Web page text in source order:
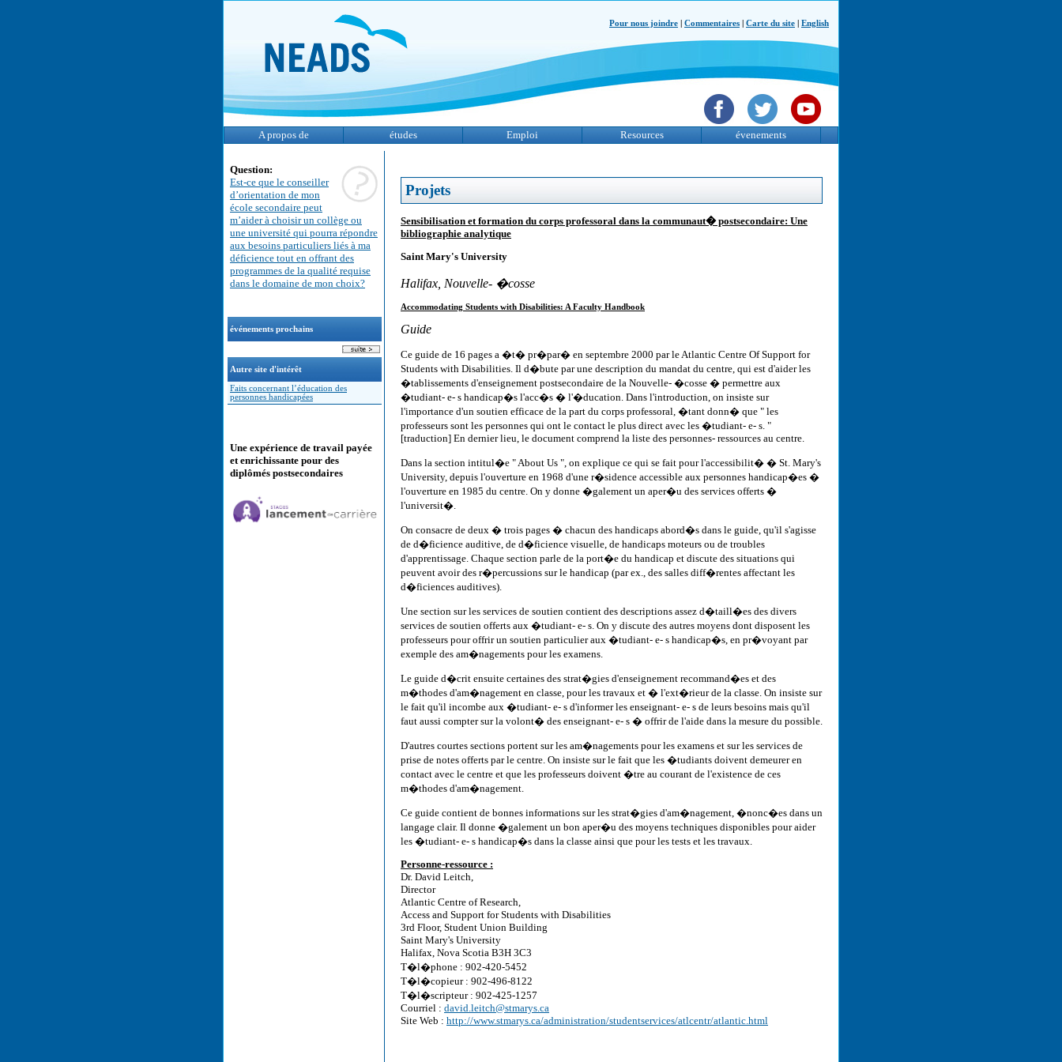
Pour nous joindre Commentaires Carte du site English
A propos de études Emploi Resources évenements
Question:
Est-ce que le conseiller
d’orientation de mon
école secondaire peut
m’aider à choisir un collège ou
une université qui pourra répondre
aux besoins particuliers liés à ma
déficience tout en offrant des
programmes de la qualité requise
dans le domaine de mon choix?
événements prochains
Autre site d'intérêt
Faits concernant l’éducation des
personnes handicapées
Une expérience de travail payée
et enrichissante pour des
diplômés postsecondaires
Projets
Sensibilisation et formation du corps professoral dans la communaut� postsecondaire: Une
bibliographie analytique
Saint Mary's University
Halifax, Nouvelle- �cosse
Accommodating Students with Disabilities: A Faculty Handbook
Guide
Ce guide de 16 pages a �t� pr�par� en septembre 2000 par le Atlantic Centre Of Support for
Students with Disabilities. Il d�bute par une description du mandat du centre, qui est d'aider les
�tablissements d'enseignement postsecondaire de la Nouvelle- �cosse � permettre aux
�tudiant- e- s handicap�s l'acc�s � l'�ducation. Dans l'introduction, on insiste sur
l'importance d'un soutien efficace de la part du corps professoral, �tant donn� que " les
professeurs sont les personnes qui ont le contact le plus direct avec les �tudiant- e- s. "
[traduction] En dernier lieu, le document comprend la liste des personnes- ressources au centre.
Dans la section intitul�e " About Us ", on explique ce qui se fait pour l'accessibilit� � St. Mary's
University, depuis l'ouverture en 1968 d'une r�sidence accessible aux personnes handicap�es �
l'ouverture en 1985 du centre. On y donne �galement un aper�u des services offerts �
l'universit�.
On consacre de deux � trois pages � chacun des handicaps abord�s dans le guide, qu'il s'agisse
de d�ficience auditive, de d�ficience visuelle, de handicaps moteurs ou de troubles
d'apprentissage. Chaque section parle de la port�e du handicap et discute des situations qui
peuvent avoir des r�percussions sur le handicap (par ex., des salles diff�rentes affectant les
d�ficiences auditives).
Une section sur les services de soutien contient des descriptions assez d�taill�es des divers
services de soutien offerts aux �tudiant- e- s. On y discute des autres moyens dont disposent les
professeurs pour offrir un soutien particulier aux �tudiant- e- s handicap�s, en pr�voyant par
exemple des am�nagements pour les examens.
Le guide d�crit ensuite certaines des strat�gies d'enseignement recommand�es et des
m�thodes d'am�nagement en classe, pour les travaux et � l'ext�rieur de la classe. On insiste sur
le fait qu'il incombe aux �tudiant- e- s d'informer les enseignant- e- s de leurs besoins mais qu'il
faut aussi compter sur la volont� des enseignant- e- s � offrir de l'aide dans la mesure du possible.
D'autres courtes sections portent sur les am�nagements pour les examens et sur les services de
prise de notes offerts par le centre. On insiste sur le fait que les �tudiants doivent demeurer en
contact avec le centre et que les professeurs doivent �tre au courant de l'existence de ces
m�thodes d'am�nagement.
Ce guide contient de bonnes informations sur les strat�gies d'am�nagement, �nonc�es dans un
langage clair. Il donne �galement un bon aper�u des moyens techniques disponibles pour aider
les �tudiant- e- s handicap�s dans la classe ainsi que pour les tests et les travaux.
Personne-ressource :
Dr. David Leitch,
Director
Atlantic Centre of Research,
Access and Support for Students with Disabilities
3rd Floor, Student Union Building
Saint Mary's University
Halifax, Nova Scotia B3H 3C3
T�l�phone : 902-420-5452
T�l�copieur : 902-496-8122
T�l�scripteur : 902-425-1257
Courriel : david.leitch@stmarys.ca
Site Web : http://www.stmarys.ca/administration/studentservices/atlcentr/atlantic.html